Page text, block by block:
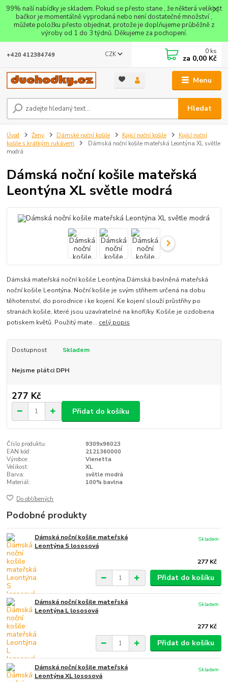
99% naší nabídky je skladem. Pokud se přesto stane , že některá velikost
bačkor je momentálně vyprodaná nebo není dostatečné množství ,
můžete položku přesto objednat, protože je doplňujeme průběžně z
výroby od 1 do 3 týdnů. Děkujeme za pochopení.
Menu
CZK
Hledat
+420 412384749 0 ks
za 0,00 Kč
Úvod Ženy Dámské noční košile Kojící noční košile
Kojící noční
košile s krátkým rukávem
Dámská noční košile mateřská Leontýna XL světle
modrá
Dámská noční košile mateřská
Leontýna XL světle modrá
Dámská mateřská noční košile Leontýna.Dámská bavlněná mateřská
noční košile Leontýna. Noční košile je svým střihem určená na dobu
těhotenství, do porodnice i ke kojení. Ke kojení slouží průstřihy po
stranách košile, které jsou uzavíratelné na knoflíky. Košile je ozdobena
potiskem květů. Použitý mate... celý popis
Dostupnost Skladem
Nejsme plátci DPH
277 Kč
Přidat do košíku
Číslo produktu:
9309x96023
EAN kód:
2121360000
Výrobce:
Vienetta
Velikost:
XL
Barva:
světle modrá
Materiál:
100% bavlna
Do oblíbených
Podobné produkty
Dámská noční košile mateřská
Leontýna S lososová
277 Kč
Skladem
Přidat do košíku
Dámská noční košile mateřská
Leontýna L lososová
277 Kč
Skladem
Přidat do košíku
Dámská noční košile mateřská
Leontýna XL lososová
Skladem